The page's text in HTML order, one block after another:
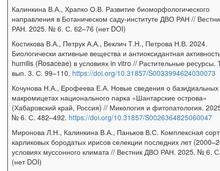
Калинкина В.А., Храпко О.В. Развитие биоморфологического
направления в Ботаническом саду-институте ДВО РАН //
РАН. 2025. № 6. С. 62–76 (нет DOI)
Костикова В.А., Петрук А.А., Веклич Т.Н., Петрова Н.В. 2024.
Биологически активные вещества и антиоксидантная
humilis (Rosaceae) в условиях in vitro // Растительные ресурсы.
вып. 3. С. 99–110. https://doi.org/10.31857/S0033994624030073
Кочунова Н.А., Ерофеева Е.А. Новые сведения о базидиальных
макромицетах национального парка «Шантарские острова»
(Хабаровский край, Россия) // Микология и фитопатология.
№ 6. С. 482–492. https://doi.org/10.31857/S0026364825060047
Миронова Л.Н., Калинкина В.А., Паньков В.С. Комплексная
карликовых бородатых ирисов селекции последних лет
условиях муссонного климата // Вестник ДВО РАН. 2025. № 6.
(нет DOI)